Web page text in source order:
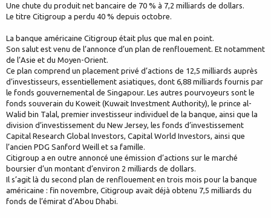
Une chute du produit net bancaire de 70 % à 7,2 milliards de dollars.
Le titre Citigroup a perdu 40 % depuis octobre.
La banque américaine Citigroup était plus que mal en point.
Son salut est venu de l’annonce d’un plan de renflouement. Et notamment
de l’Asie et du Moyen-Orient.
Ce plan comprend un placement privé d’actions de 12,5 milliards auprès
d’investisseurs, essentiellement asiatiques, dont 6,88 milliards fournis par
le fonds gouvernemental de Singapour. Les autres pourvoyeurs sont le
fonds souverain du Koweit (Kuwait Investment Authority), le prince al-
Walid bin Talal, premier investisseur individuel de la banque, ainsi que la
division d’investissement du New Jersey, les fonds d’investissement
Capital Research Global Investors, Capital World Investors, ainsi que
l’ancien PDG Sanford Weill et sa famille.
Citigroup a en outre annoncé une émission d’actions sur le marché
boursier d’un montant d’environ 2 milliards de dollars.
Il s’agit là du second plan de renflouement en trois mois pour la banque
américaine : fin novembre, Citigroup avait déjà obtenu 7,5 milliards du
fonds de l’émirat d’Abou Dhabi.